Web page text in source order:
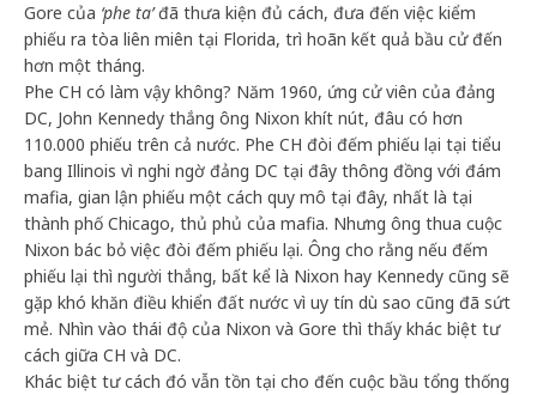
Gore của ‘phe ta’đã thưa kiện đủ cách, đưa đến việc kiểm
phiếu ra tòa liên miên tại Florida, trì hoãn kết quả bầu cử đến
hơn một tháng.
Phe CH có làm vậy không? Năm 1960, ứng cử viên của đảng
DC, John Kennedy thắng ông Nixon khít nút, đâu có hơn
110.000 phiếu trên cả nước. Phe CH đòi đếm phiếu lại tại tiểu
bang Illinois vì nghi ngờ đảng DC tại đây thông đồng với đám
mafia, gian lận phiếu một cách quy mô tại đây, nhất là tại
thành phố Chicago, thủ phủ của mafia. Nhưng ông thua cuộc
Nixon bác bỏ việc đòi đếm phiếu lại. Ông cho rằng nếu đếm
phiếu lại thì người thắng, bất kể là Nixon hay Kennedy cũng sẽ
gặp khó khăn điều khiển đất nước vì uy tín dù sao cũng đã sứt
mẻ. Nhìn vào thái độ của Nixon và Gore thì thấy khác biệt tư
cách giữa CH và DC.
Khác biệt tư cách đó vẫn tồn tại cho đến cuộc bầu tổng thống